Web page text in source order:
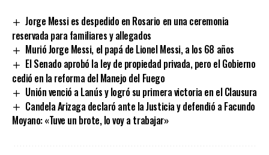
Jorge Messi es despedido en Rosario en una ceremonia
reservada para familiares y allegados
Murió Jorge Messi, el papá de Lionel Messi, a los 68 años
El Senado aprobó la ley de propiedad privada, pero el Gobierno
cedió en la reforma del Manejo del Fuego
Unión venció a Lanús y logró su primera victoria en el Clausura
Candela Arizaga declaró ante la Justicia y defendió a Facundo
Moyano: «Tuve un brote, lo voy a trabajar»